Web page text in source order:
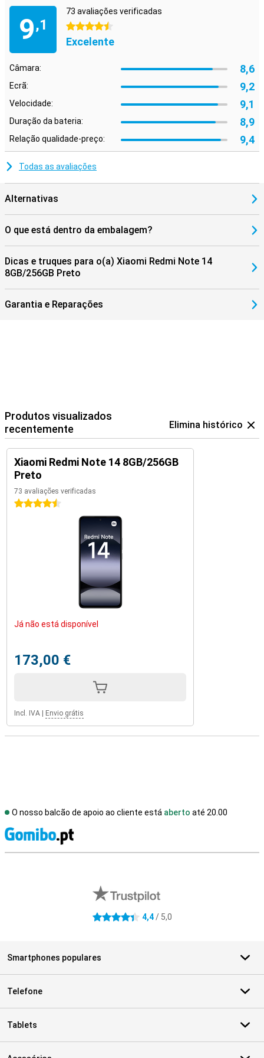
9,1
73 avaliações verificadas
4.5 estrelas
Excelente
Câmara: 8,6
Ecrã: 9,2
Velocidade: 9,1
Duração da bateria: 8,9
Relação qualidade-preço: 9,4
Todas as avaliações
Alternativas
O que está dentro da embalagem?
Dicas e truques para o(a) Xiaomi Redmi Note 14
8GB/256GB Preto
Garantia e Reparações
Produtos visualizados
recentemente
Elimina histórico
Xiaomi Redmi Note 14 8GB/256GB
Preto
73 avaliações verificadas
4.5 estrelas
Já não está disponível
173,00 €
Incl. IVA Envio grátis
O nosso balcão de apoio ao cliente está aberto até 20.00
4.4 estrelas 4,4/ 5,0
Smartphones populares
Telefone
Tablets